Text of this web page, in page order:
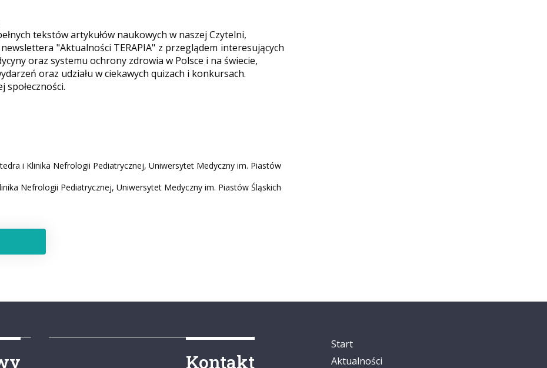
tekstów artykułów naukowych w naszej Czytelni,
"Aktualności TERAPIA" z przeglądem interesujących
oraz systemu ochrony zdrowia w Polsce i na świecie,
oraz udziału w ciekawych quizach i konkursach.
społeczności.
i Klinika Nefrologii Pediatrycznej, Uniwersytet Medyczny im. Piastów
Nefrologii Pediatrycznej, Uniwersytet Medyczny im. Piastów Śląskich
Kontakt
Start
Aktualności